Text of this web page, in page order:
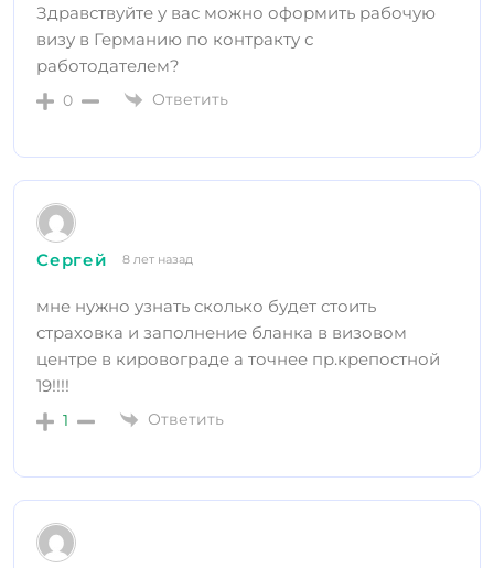
Здравствуйте у вас можно оформить рабочую
визу в Германию по контракту с
работодателем?
0 Ответить
Сергей 8 лет назад
мне нужно узнать сколько будет стоить
страховка и заполнение бланка в визовом
центре в кировограде а точнее пр.крепостной
19!!!!
1 Ответить